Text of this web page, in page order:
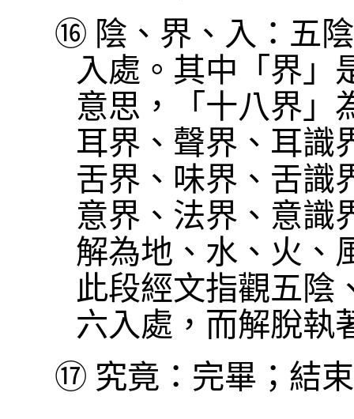
⑯ 陰、界、入：五
入處。其中「界」
意思，「十八界」
耳界、聲界、耳識
舌界、味界、舌識
意界、法界、意識
解為地、水、火、
此段經文指觀五陰
六入處，而解脫執
⑰ 究竟：完畢；結